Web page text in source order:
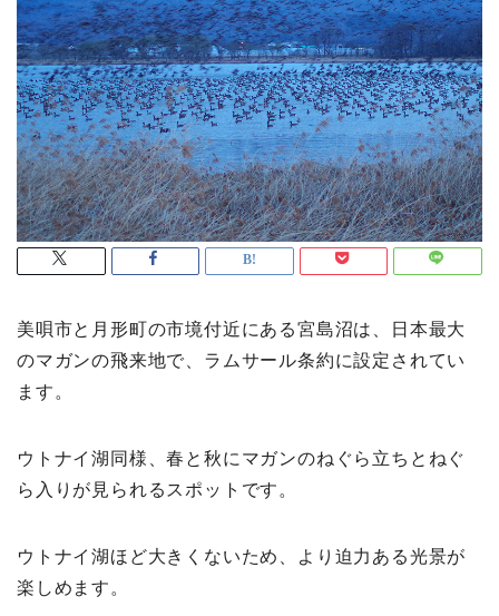
美唄市と月形町の市境付近にある宮島沼は、日本最大
のマガンの飛来地で、ラムサール条約に設定されてい
ます。
ウトナイ湖同様、春と秋にマガンのねぐら立ちとねぐ
ら入りが見られるスポットです。
ウトナイ湖ほど大きくないため、より迫力ある光景が
楽しめます。